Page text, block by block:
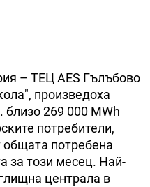
– ТЕЦ AES Гълъбово
произведоха
269 000 MWh
потребители,
общата потребена
за този месец. Най-
централа в